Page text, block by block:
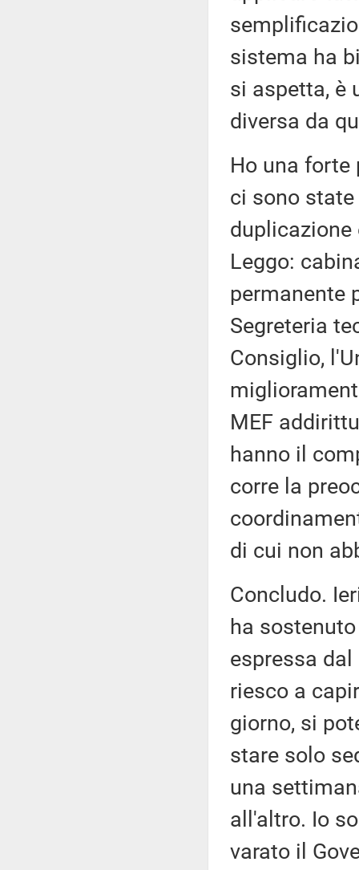
sistema ha
si aspetta, è
diversa da
Ho una forte
ci sono
duplicazione
Leggo:
permanente
Segreteria
Consiglio,
MEF
hanno il
corre la
di cui non
Concludo.
ha
espressa
riesco a
giorno, si
stare solo
una
all'altro. Io
varato il